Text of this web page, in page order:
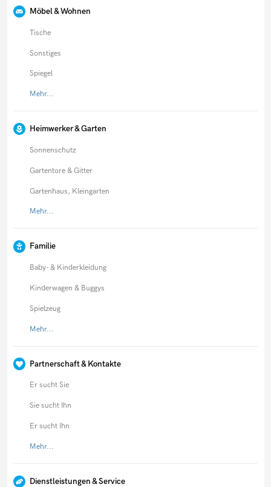
Möbel & Wohnen
Tische
Sonstiges
Spiegel
Mehr...
Heimwerker & Garten
Sonnenschutz
Gartentore & Gitter
Gartenhaus, Kleingarten
Mehr...
Familie
Baby- & Kinderkleidung
Kinderwagen & Buggys
Spielzeug
Mehr...
Partnerschaft & Kontakte
Er sucht Sie
Sie sucht Ihn
Er sucht Ihn
Mehr...
Dienstleistungen & Service